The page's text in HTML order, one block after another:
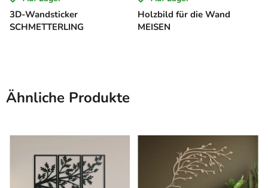
3D-Wandsticker
SCHMETTERLING
Holzbild für die Wand
MEISEN
Ähnliche Produkte